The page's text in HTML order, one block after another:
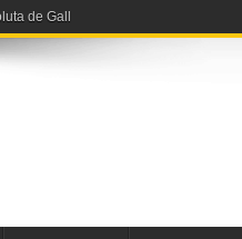
de Gall